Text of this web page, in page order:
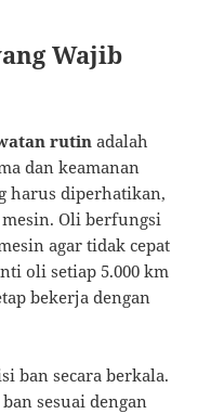
Wajib
rutinadalah
dan keamanan
harus diperhatikan,
Oli berfungsi
agar tidak cepat
oli setiap 5.000 km
bekerja dengan
ban secara berkala.
sesuai dengan